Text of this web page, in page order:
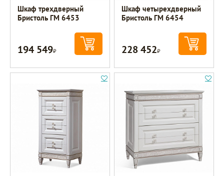
Шкаф трехдверный
Бристоль ГМ 6453
194 549Р
Шкаф четырехдверный
Бристоль ГМ 6454
228 452Р